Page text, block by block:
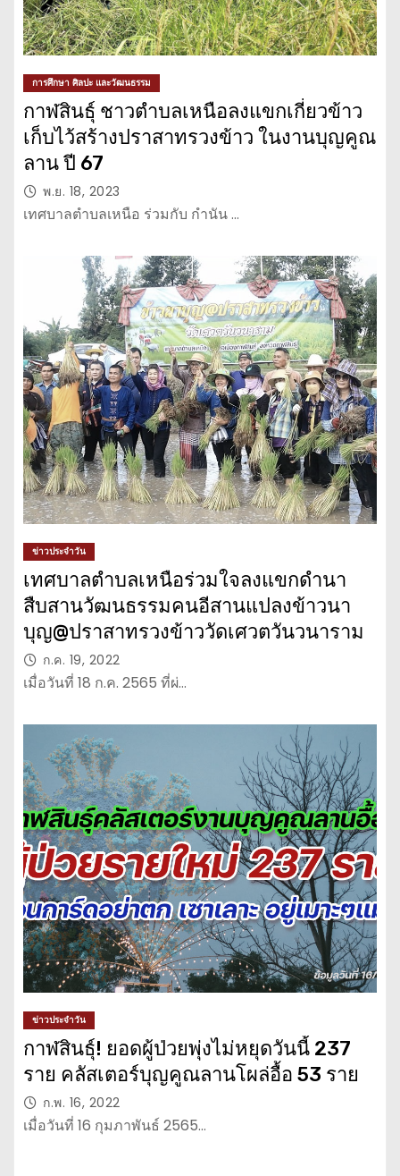
การศึกษา ศิลปะ และวัฒนธรรม
กาฬสินธุ์ ชาวตำบลเหนือลงแขกเกี่ยวข้าว
เก็บไว้สร้างปราสาทรวงข้าว ในงานบุญคูณ
ลาน ปี 67
พ.ย. 18, 2023
เทศบาลตำบลเหนือ ร่วมกับ กำนัน …
ข่าวประจำวัน
เทศบาลตำบลเหนือร่วมใจลงแขกดำนา
สืบสานวัฒนธรรมคนอีสานแปลงข้าวนา
บุญ@ปราสาทรวงข้าววัดเศวตวันวนาราม
ก.ค. 19, 2022
เมื่อวันที่ 18 ก.ค. 2565 ที่ผ่…
ข่าวประจำวัน
กาฬสินธุ์! ยอดผู้ป่วยพุ่งไม่หยุดวันนี้ 237
ราย คลัสเตอร์บุญคูณลานโผล่อื้อ 53 ราย
ก.พ. 16, 2022
เมื่อวันที่ 16 กุมภาพันธ์ 2565…